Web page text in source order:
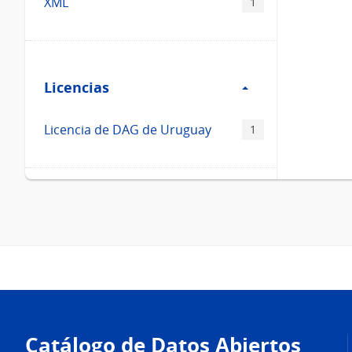
Licencias
Licencias
Licencia de DAG de Uruguay 1
Catálogo de Datos Abiertos